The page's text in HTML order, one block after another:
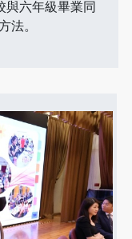
與六年級畢業同
法。